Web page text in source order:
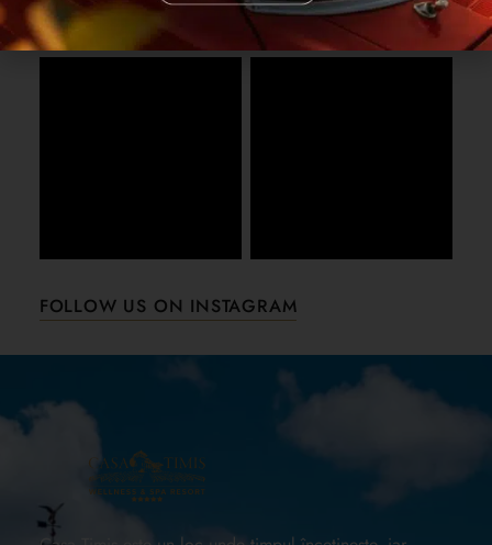
FOLLOW US ON INSTAGRAM